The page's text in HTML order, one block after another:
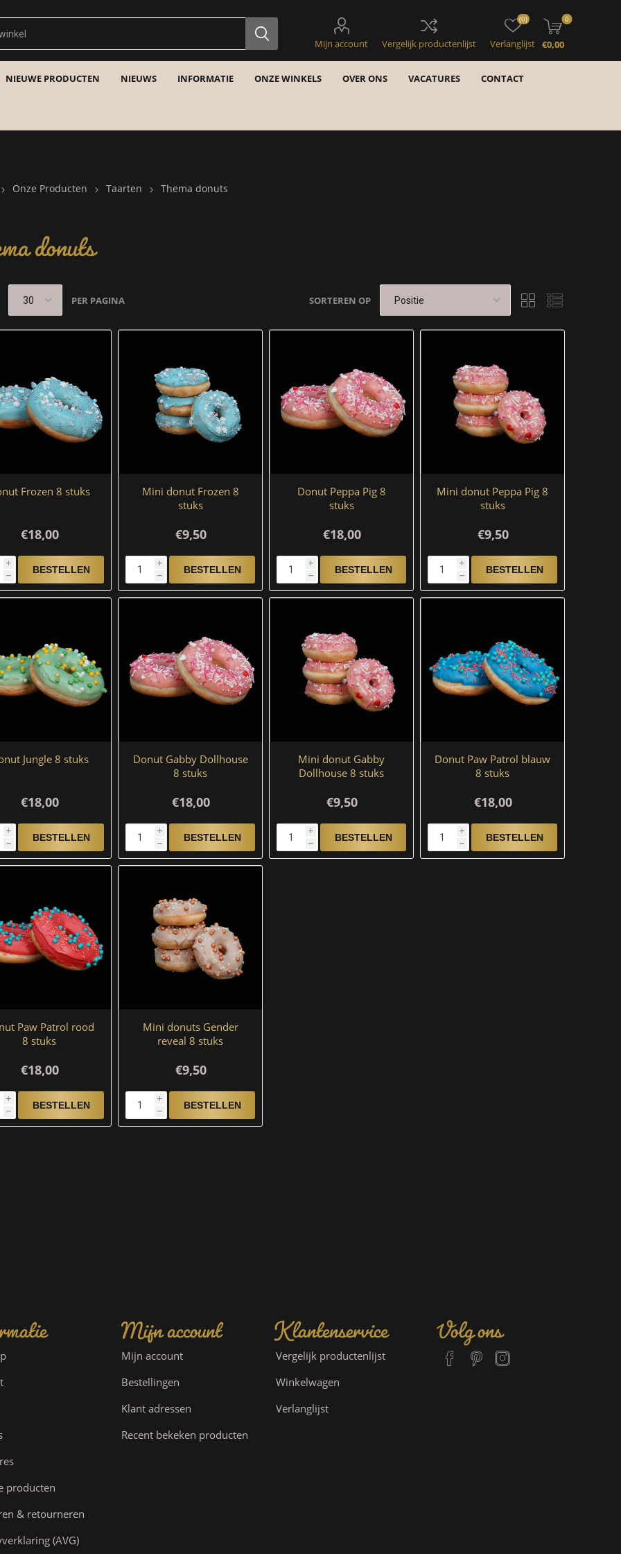
Mijn account Vergelijk productenlijst Verlanglijst
(0) 0
€0,00
NIEUWE PRODUCTEN NIEUWS INFORMATIE ONZE WINKELS OVER ONS VACATURES CONTACT
Onze Producten Taarten Thema donuts
donuts
SORTEREN OP
PER PAGINA
Frozen 8 stuks
€18,00
i
h
Mini donut Frozen 8
stuks
€9,50
i
h
Donut Peppa Pig 8
stuks
€18,00
i
h
Mini donut Peppa Pig 8
stuks
€9,50
i
h
Jungle 8 stuks
€18,00
i
h
Donut Gabby Dollhouse
8 stuks
€18,00
i
h
Mini donut Gabby
Dollhouse 8 stuks
€9,50
i
h
Donut Paw Patrol blauw
8 stuks
€18,00
i
h
Paw Patrol rood
8 stuks
€18,00
i
h
Mini donuts Gender
reveal 8 stuks
€9,50
i
h
producten
& retourneren
(AVG)
Mijn account
Mijn account
Bestellingen
Klant adressen
Recent bekeken producten
Klantenservice
Vergelijk productenlijst
Winkelwagen
Verlanglijst
Volg ons